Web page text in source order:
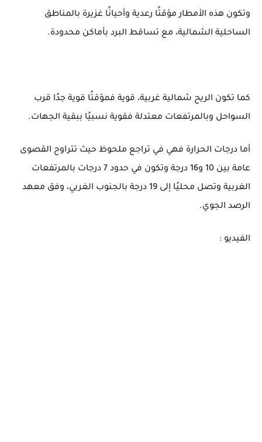
وتكون هذه الأمطار مؤقتًا رعدية وأحيانًا غزيرة بالمناطق
الساحلية الشمالية، مع تساقط البرد بأماكن محدودة.
كما تكون الريح شمالية غربية، قوية فمؤقتًا قوية جدًا قرب
السواحل وبالمرتفعات معتدلة فقوية نسبيًا ببقية الجهات.
أما درجات الحرارة فهي في تراجع ملحوظ حيث تتراوح القصوى
عامة بين 10 و16 درجة وتكون في حدود 7 درجات بالمرتفعات
الغربية وتصل محليًا إلى 19 درجة بالجنوب الغربي، وفق معهد
الرصد الجوي.
الفيديو :